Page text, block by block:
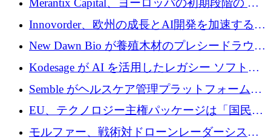
Merantix Capital、ヨーロッパの初期段階の AI
スタートアップ向けに 1 億 300 万ユーロのフ
ァンドを立ち上げる
Innovorder、欧州の成長とAI開発を加速するた
めに2,000万ユーロを確保
New Dawn Bio が養殖木材のプレシードラウン
ドで 210 万ユーロを調達
Kodesage が AI を活用したレガシー ソフトウ
ェアの最新化のために 660 万ドルを調達
Semble がヘルスケア管理プラットフォームを
拡大するためにシリーズ C で 3,000 万ポンド
を調達
EU、テクノロジー主権パッケージは「国民の
保護」に関するものだと発言
モルファー、戦術対ドローンレーダーシステ